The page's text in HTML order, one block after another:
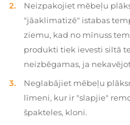
Neizpakojiet mēbeļu
"jāaklimatizē" istabas
ziemu, kad no mīnuss
produkti tiek ievesti siltā
neizbēgamas, ja
Neglabājiet mēbeļu
līmeni, kur ir "slapjie"
špakteles, kloni.